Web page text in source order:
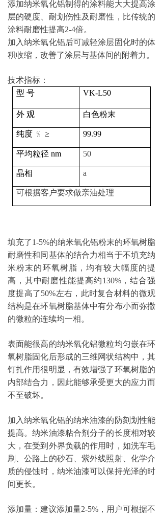
添加纳米氧化铝制得的涂料能大大提高涂
层的硬度、耐划伤性及耐磨性，比传统的
涂料耐磨性提高2-4倍。
加入纳米氧化铝后可减轻涂层固化时的体
积收缩，改善了涂层与基体间的附着力。
技术指标：
型 号 VK-L50
外 观 白色粉末
纯度 ﹪ ≥ 99.99
平均粒径 nm 50
晶相 a
可根据客户要求做亲油处理
填充了1-5%的纳米氧化铝粉末的环氧树脂
耐磨性和同基体的结合力相当于不填充纳
米粉末的环氧树脂，均有较大幅度的提
高，其中耐磨性能提高约130%，结合强
度提高了50%左右，此时复合材料的微观
结构是在环氧树脂基体中有分布小而弥撒
的微粒的连续均一相。
表面能很高的纳米氧化铝微粒均匀嵌在环
氧树脂固化后形成的三维网状结构中，其
钉扎作用很明显，有效增强了环氧树脂的
内部结合力，因此能够承受更大的应力而
不至破坏。
加入纳米氧化铝的纳米油漆的防刻划性能
提高。纳米油漆粘合剂分子的长度相对较
大，在受到外界负载的作用时，如洗车毛
刷、公路上的砂石、紫外线照射、化学介
质的侵蚀时，纳米油漆可以保持光泽的时
间更长。
添加量：建议添加量2-5%，用户可根据不